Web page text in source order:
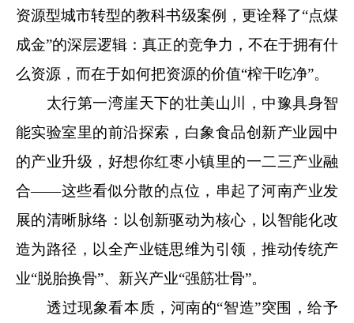
资源型城市转型的教科书级案例，更诠释了“点煤
成金”的深层逻辑：真正的竞争力，不在于拥有什
么资源，而在于如何把资源的价值“榨干吃净”。
太行第一湾崖天下的壮美山川，中豫具身智
能实验室里的前沿探索，白象食品创新产业园中
的产业升级，好想你红枣小镇里的一二三产业融
合——这些看似分散的点位，串起了河南产业发
展的清晰脉络：以创新驱动为核心，以智能化改
造为路径，以全产业链思维为引领，推动传统产
业“脱胎换骨”、新兴产业“强筋壮骨”。
透过现象看本质，河南的“智造”突围，给予